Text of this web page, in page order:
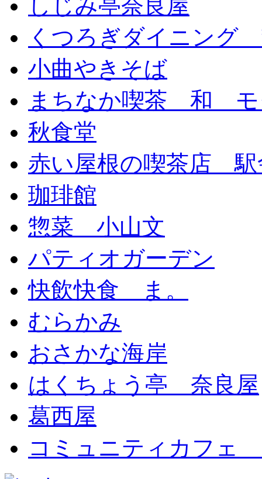
しじみ亭奈良屋
くつろぎダイニング
小曲やきそば
まちなか喫茶 和 モ
秋食堂
赤い屋根の喫茶店 駅
珈琲館
惣菜 小山文
パティオガーデン
快飲快食 ま。
むらかみ
おさかな海岸
はくちょう亭 奈良屋
葛西屋
コミュニティカフェ